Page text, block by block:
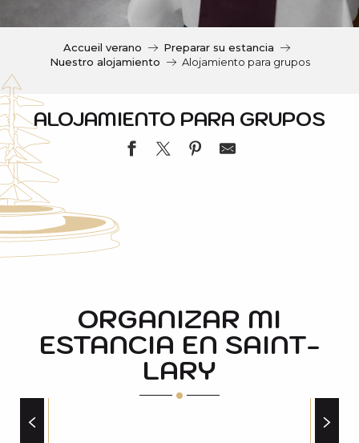
l
Accueil verano
Preparar su estancia
Nuestro alojamiento
Alojamiento para grupos
ALOJAMIENTO PARA GRUPOS
CENTRE DE VACANCES ETERLOU
CENTRE DE VACANCES LE CHOUCAS
GITE DE GROUPE LE LUSTOU
PYREN'ESCAPE COLIVING/SEMINAIRES/LOCATION
ORGANIZAR MI
ESTANCIA EN SAINT-
LARY